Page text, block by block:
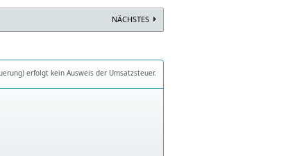
NÄCHSTES
erfolgt kein Ausweis der Umsatzsteuer.